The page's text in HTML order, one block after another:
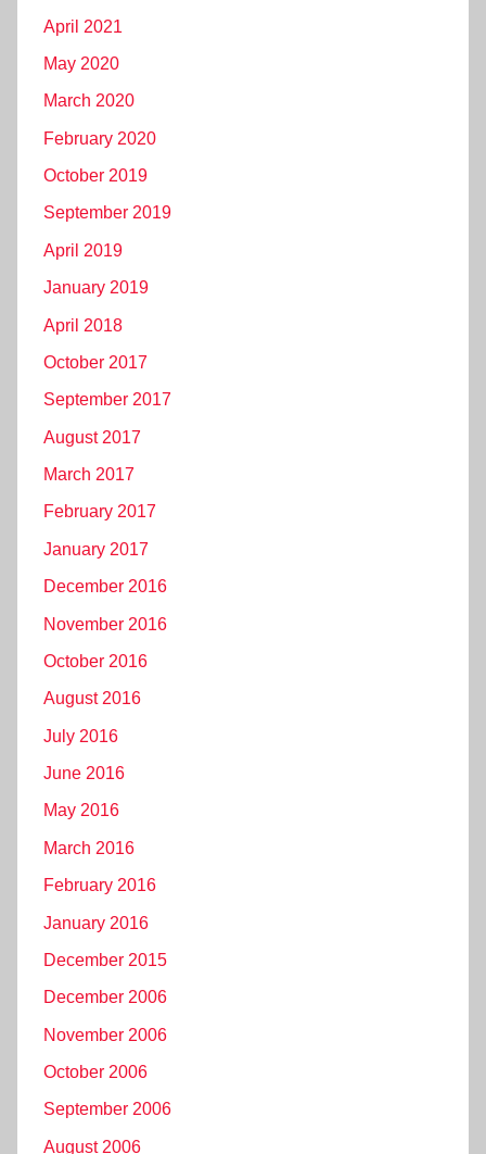
April 2021
May 2020
March 2020
February 2020
October 2019
September 2019
April 2019
January 2019
April 2018
October 2017
September 2017
August 2017
March 2017
February 2017
January 2017
December 2016
November 2016
October 2016
August 2016
July 2016
June 2016
May 2016
March 2016
February 2016
January 2016
December 2015
December 2006
November 2006
October 2006
September 2006
August 2006